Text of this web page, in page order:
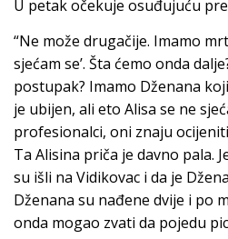
U petak očekuje osuđujuću
“Ne može drugačije. Imamo
sjećam se’. Šta ćemo onda
postupak? Imamo Dženana
je ubijen, ali eto Alisa se ne
profesionalci, oni znaju
Ta Alisina priča je davno pala.
su išli na Vidikovac i da je
Dženana su nađene dvije i po
onda mogao zvati da pojedu